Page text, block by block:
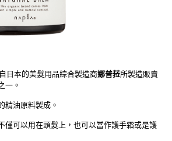
日本的美髮用品綜合製造商娜普菈所製造販賣
一。
精油原料製成。
僅可以用在頭髮上，也可以當作護手霜或是護